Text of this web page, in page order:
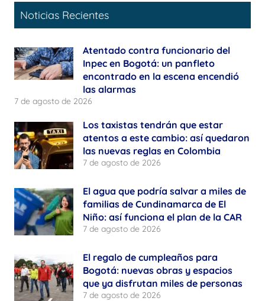
Noticias Recientes
Atentado contra funcionario del
Inpec en Bogotá: un panfleto
encontrado en la escena encendió
las alarmas
7 de agosto de 2026
Los taxistas tendrán que estar
atentos a este cambio: así quedaron
las nuevas reglas en Colombia
7 de agosto de 2026
El agua que podría salvar a miles de
familias de Cundinamarca de El
Niño: así funciona el plan de la CAR
7 de agosto de 2026
El regalo de cumpleaños para
Bogotá: nuevas obras y espacios
que ya disfrutan miles de personas
7 de agosto de 2026